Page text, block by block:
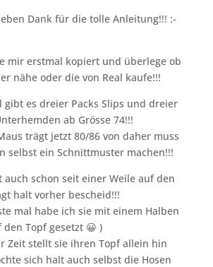
Dank für die tolle Anleitung!!! :-
mir erstmal kopiert und überlege ob
nähe oder die von Real kaufe!!!
gibt es dreier Packs Slips und dreier
ab Grösse 74!!!
trägt jetzt 80/86 von daher muss
selbst ein Schnittmuster machen!!!
auch schon seit einer Weile auf den
halt vorher bescheid!!!
mal habe ich sie mit einem Halben
den Topf gesetzt 😀 )
Zeit stellt sie ihren Topf allein hin
sich halt auch selbst die Hosen